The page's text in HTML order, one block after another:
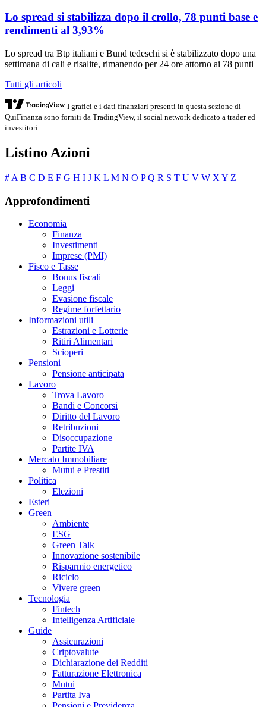
Lo spread si stabilizza dopo il crollo, 78 punti base e
rendimenti al 3,93%
Lo spread tra Btp italiani e Bund tedeschi si è stabilizzato dopo una
settimana di cali e risalite, rimanendo per 24 ore attorno ai 78 punti
Tutti gli articoli
I grafici e i dati finanziari presenti in questa sezione di
QuiFinanza sono forniti da TradingView, il social network dedicato a trader ed
investitori.
Listino Azioni
# A B C D E F G H I J K L M N O PQ R S T U V W X Y Z
Approfondimenti
Economia
Finanza
Investimenti
Imprese (PMI)
Fisco e Tasse
Bonus fiscali
Leggi
Evasione fiscale
Regime forfettario
Informazioni utili
Estrazioni e Lotterie
Ritiri Alimentari
Scioperi
Pensioni
Pensione anticipata
Lavoro
Trova Lavoro
Bandi e Concorsi
Diritto del Lavoro
Retribuzioni
Disoccupazione
Partite IVA
Mercato Immobiliare
Mutui e Prestiti
Politica
Elezioni
Esteri
Green
Ambiente
ESG
Green Talk
Innovazione sostenibile
Risparmio energetico
Riciclo
Vivere green
Tecnologia
Fintech
Intelligenza Artificiale
Guide
Assicurazioni
Criptovalute
Dichiarazione dei Redditi
Fatturazione Elettronica
Mutui
Partita Iva